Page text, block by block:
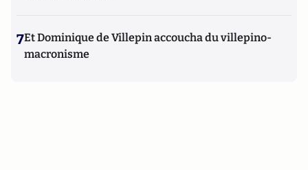
7Et Dominique de Villepin accoucha du villepino-
macronisme